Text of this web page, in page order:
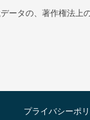
ータの、著作権法上
プライバシーポ